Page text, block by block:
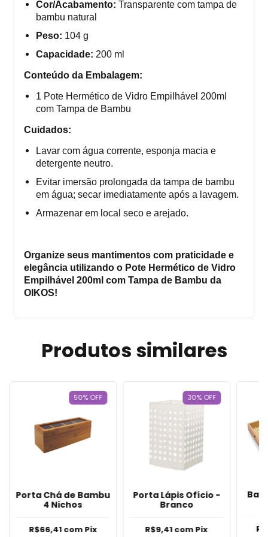
Cor/Acabamento: Transparente com tampa de
bambu natural
Peso: 104 g
Capacidade: 200 ml
Conteúdo da Embalagem:
1 Pote Hermético de Vidro Empilhável 200ml
com Tampa de Bambu
Cuidados:
Lavar com água corrente, esponja macia e
detergente neutro.
Evitar imersão prolongada da tampa de bambu
em água; secar imediatamente após a lavagem.
Armazenar em local seco e arejado.
Organize seus mantimentos com praticidade e
elegância utilizando o Pote Hermético de Vidro
Empilhável 200ml com Tampa de Bambu da
OIKOS!
Produtos similares
50%OFF
Porta Chá de Bambu
4 Nichos
R$66,41com Pix
30%OFF
Porta Lápis Ofício -
Branco
R$9,41comPix